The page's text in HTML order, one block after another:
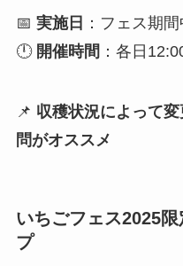
📅 実施日 ：フェス期間
🕛 開催時間 ：各日
📌 収穫状況によって
問がオススメ
いちごフェス2025
プ